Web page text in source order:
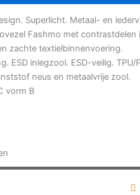
Superlicht. Metaal- en
Fashmo met contrastdelen
zachte textielbinnenvoering.
ESD inlegzool. ESD-veilig. TPU/
neus en metaalvrije zool.
vorm B